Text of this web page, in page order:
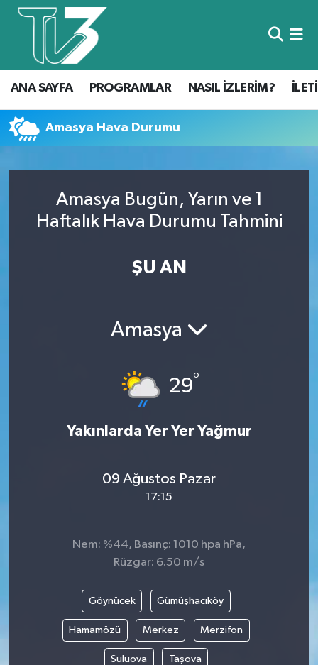
ANA SAYFA PROGRAMLAR NASIL İZLERİM?
Amasya Hava Durumu
Amasya Bugün, Yarın ve 1
Haftalık Hava Durumu Tahmini
ŞU AN
Amasya
29°
Yakınlarda Yer Yer Yağmur
09 Ağustos Pazar
17:15
Nem: %44, Basınç: 1010 hpa hPa,
Rüzgar: 6.50 m/s
Göynücek Gümüşhacıköy
Hamamözü Merkez Merzifon
Suluova Taşova
Foto Galeri
Canlı Yayın
ANA SAYFA
PROGRAMLAR
NASIL İZLERİM?
KÜNYE